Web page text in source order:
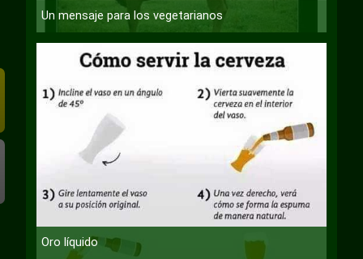
Un mensaje para los vegetarianos
Oro líquido